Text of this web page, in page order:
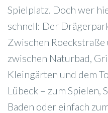
Spielplatz. Doch wer
schnell: Der
Zwischen
zwischen Naturbad,
Kleingärten und dem
Lübeck – zum Spielen,
Baden oder einfach